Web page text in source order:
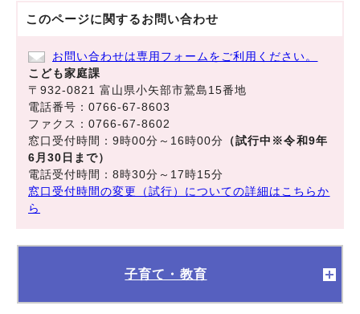
このページに関するお問い合わせ
お問い合わせは専用フォームをご利用ください。
こども家庭課
〒932-0821 富山県小矢部市鷲島15番地
電話番号：0766-67-8603
ファクス：0766-67-8602
窓口受付時間：9時00分～16時00分 （試行中※令和9年
6月30日まで）
電話受付時間：8時30分～17時15分
窓口受付時間の変更（試行）についての詳細はこちらか
ら
子育て・教育